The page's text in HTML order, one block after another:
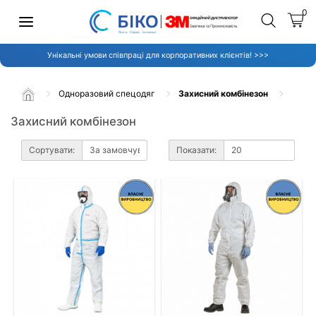
0
Унікальні умови співпраці для корпоративних клієнтів! >>>
Одноразовий спецодяг Захисний комбінезон
Захисний комбінезон
Сортувати: Показати: